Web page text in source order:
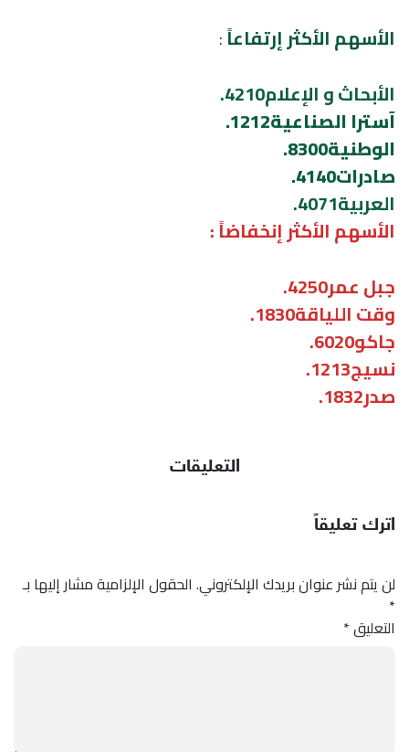
الأسهم الأكثر إرتفاعاً:
الأبحاث و الإعلام4210.
آسترا الصناعية1212.
الوطنية8300.
صادرات4140.
العربية4071.
الأسهم الأكثر إنخفاضاً :
جبل عمر4250.
وقت اللياقة1830.
جاکو6020.
نسيج1213.
صدر1832.
التعليقات
اترك تعليقاً
لن يتم نشر عنوان بريدك الإلكتروني. الحقول الإلزامية مشار إليها بـ
*
التعليق*